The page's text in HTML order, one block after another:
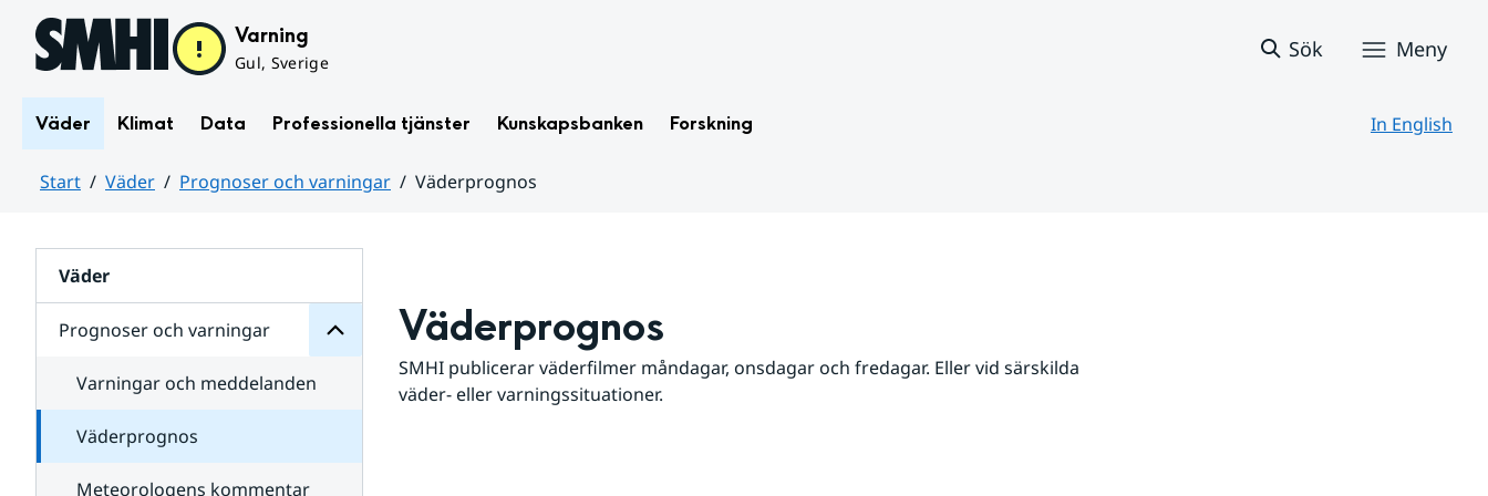
Hoppa till sidans innehåll Varning
Gul, Sverige
Sök Meny
Väder Klimat Data Professionella tjänster Kunskapsbanken Forskning In English
Start Väder Prognoser och varningar
Väderprognos
Väder
Prognoser och varningar
för
varningar
Varningar och meddelanden
Väderprognos
Meteorologens kommentar
Väderprognos
SMHI publicerar väderfilmer måndagar, onsdagar och fredagar. Eller vid särskilda
väder- eller varningssituationer.